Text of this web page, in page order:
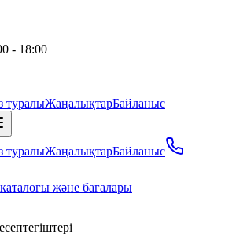
- 18:00
туралыЖаңалықтарБайланыс
туралыЖаңалықтарБайланыс
және бағалары